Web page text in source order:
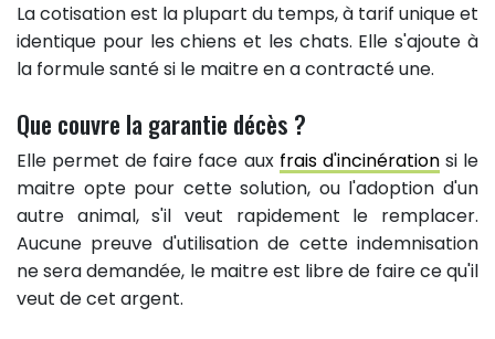
La cotisation est la plupart du temps, à tarif unique et
identique pour les chiens et les chats. Elle s'ajoute à
la formule santé si le maitre en a contracté une.
Que couvre la garantie décès ?
Elle permet de faire face aux frais d'incinérationsi le
maitre opte pour cette solution, ou l'adoption d'un
autre animal, s'il veut rapidement le remplacer.
Aucune preuve d'utilisation de cette indemnisation
ne sera demandée, le maitre est libre de faire ce qu'il
veut de cet argent.